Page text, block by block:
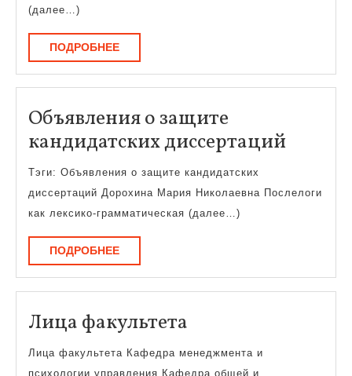
(далее…)
ПОДРОБНЕЕПОДРОБНЕЕ
Объявления о защите
кандидатских диссертаций
Тэги: Объявления о защите кандидатских
диссертаций Дорохина Мария Николаевна Послелоги
как лексико-грамматическая (далее…)
ПОДРОБНЕЕПОДРОБНЕЕ
Лица факультета
факультета
Лица факультета Кафедра менеджмента и
психологии управления Кафедра общей и